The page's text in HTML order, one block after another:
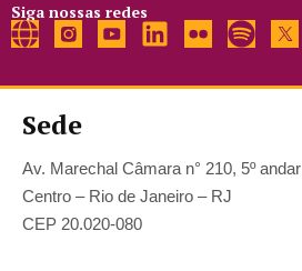
Siga nossas redes
Sede
Av. Marechal Câmara n° 210, 5º andar
Centro – Rio de Janeiro – RJ
CEP 20.020-080